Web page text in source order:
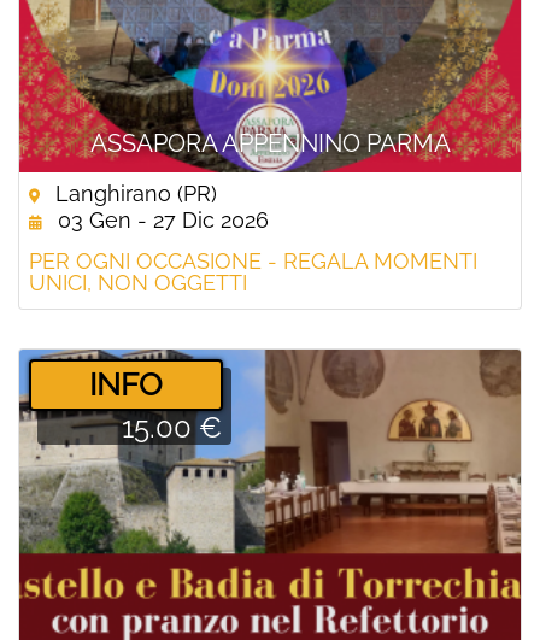
ASSAPORA APPENNINO PARMA
Langhirano (PR)
03 Gen - 27 Dic 2026
PER OGNI OCCASIONE - REGALA MOMENTI
UNICI, NON OGGETTI
­INFO
15.00 €